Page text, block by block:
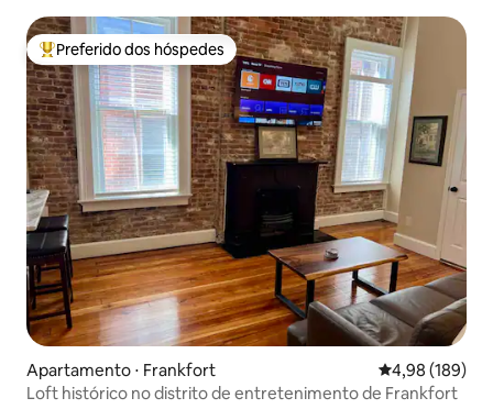
Entre os melhores preferidos dos hóspedes
Preferido dos hóspedes
Apartamento ⋅ Frankfort 4,98 de uma
4,98 (189)
Loft histórico no distrito de entretenimento de Frankfort